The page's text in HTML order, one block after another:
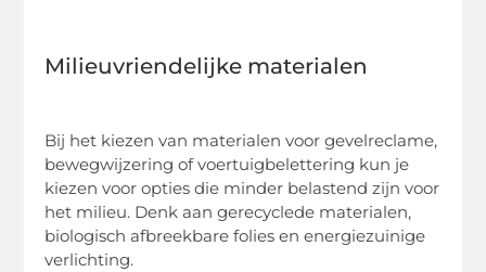
Milieuvriendelijke materialen
Bij het kiezen van materialen voor gevelreclame,
bewegwijzering of voertuigbelettering kun je
kiezen voor opties die minder belastend zijn voor
het milieu. Denk aan gerecyclede materialen,
biologisch afbreekbare folies en energiezuinige
verlichting.